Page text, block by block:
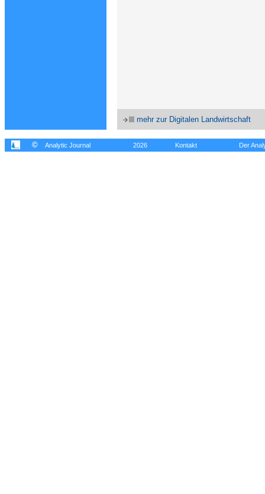
mehr zur Digitalen Landwirtschaft
© Analytic Journal 2026 Kontakt Der